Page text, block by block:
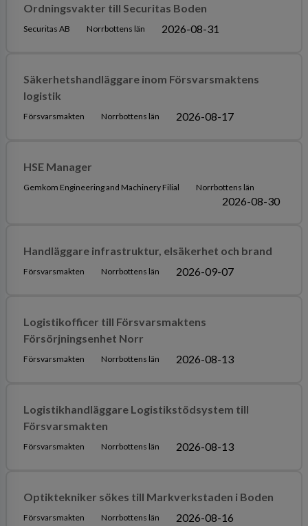
Ordningsvakter till Securitas Boden
Securitas AB Norrbottens län 2026-08-31
Säkerhetshandläggare inom Försvarsmaktens
logistik
Försvarsmakten Norrbottens län 2026-08-17
HSE Manager
Gemkom Engineering and Machinery Filial Norrbottens län
2026-08-30
Handläggare infrastruktur, elsäkerhet och brand
Försvarsmakten Norrbottens län 2026-09-07
Logistikofficer till Försvarsmaktens
Försörjningsenhet Norr
Försvarsmakten Norrbottens län 2026-08-13
Logistikhandläggare Logistikstödsystem till
Försvarsmakten
Försvarsmakten Norrbottens län 2026-08-13
Optiktekniker sökes till Markverkstaden i Boden
Försvarsmakten Norrbottens län 2026-08-16